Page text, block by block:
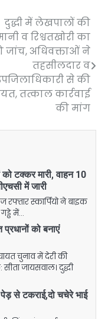
दुद्धी में लेखपालों की
व रिश्वतखोरी का
जांच, अधिवक्ताओं ने
तहसीलदार व
से की
तत्काल कार्रवाई
की मांग
को टक्कर मारी, वाहन 10
में जारी
स्कार्पियो ने बाइक
में…
प्रधानों को बनाएं
चुनाव में देरी की
सीता जायसवाल। दुद्धी
पेड़ से टकराई,दो चचेरे भाई